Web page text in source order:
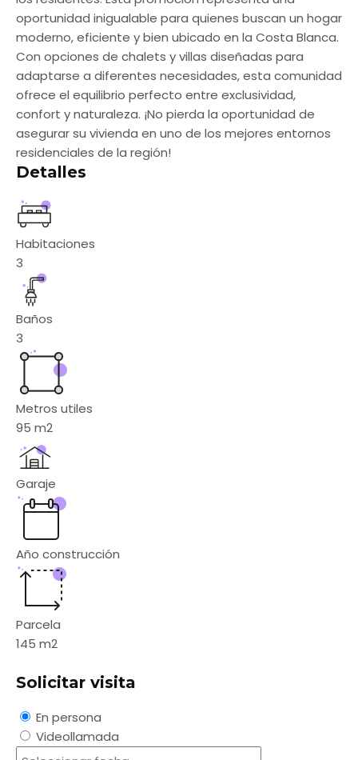
oportunidad inigualable para quienes buscan un hogar
moderno, eficiente y bien ubicado en la Costa Blanca.
Con opciones de chalets y villas diseñadas para
adaptarse a diferentes necesidades, esta comunidad
ofrece el equilibrio perfecto entre exclusividad,
confort y naturaleza. ¡No pierda la oportunidad de
asegurar su vivienda en uno de los mejores entornos
residenciales de la región!
Detalles
Habitaciones
3
Baños
3
Metros utiles
95 m2
Garaje
Año construcción
Parcela
145 m2
Solicitar visita
En persona
Videollamada